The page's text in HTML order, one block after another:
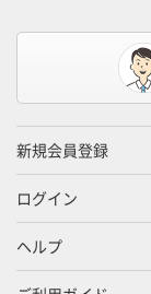
新規会員登録
ログイン
ヘルプ